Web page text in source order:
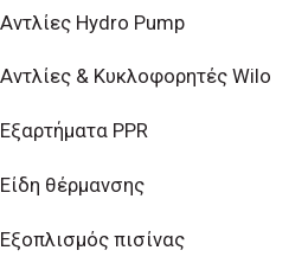
Αντλίες Hydro Pump
Αντλίες & Κυκλοφορητές Wilo
Εξαρτήματα PPR
Είδη θέρμανσης
Εξοπλισμός πισίνας